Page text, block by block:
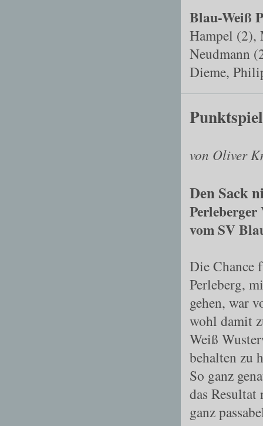
Blau-Weiß
Hampel (2),
Neudmann
Dieme,
von Oliver
Den Sack
vom SV
Die Chance
Perleberg,
gehen, war
wohl damit
Weiß
behalten zu
So ganz
das
ganz